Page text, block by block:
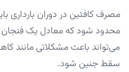
محدود شود که معادل یک
می‌تواند باعث مشکلاتی مانند
سقط جنین شود.